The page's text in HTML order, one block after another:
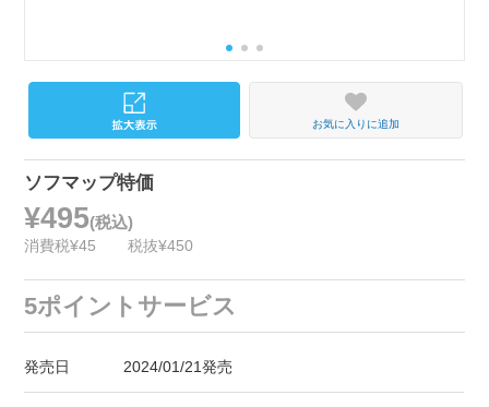
お気に入りに追加
ソフマップ特価
¥495(税込)
消費税¥45 税抜¥450
5ポイントサービス
発売日 2024/01/21発売